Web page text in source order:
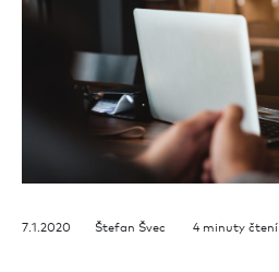
7.1.2020 Štefan Švec 4 minuty čtení